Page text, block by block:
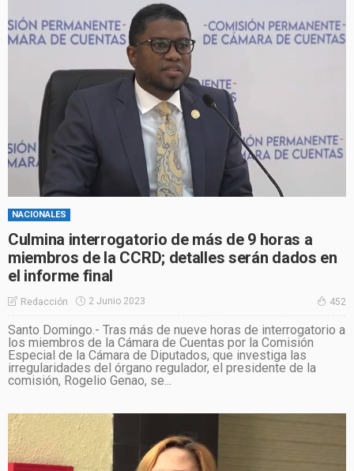
NACIONALES
Culmina interrogatorio de más de 9 horas a
miembros de la CCRD; detalles serán dados en
el informe final
Redacción 2 Junio 2023 452
Santo Domingo.- Tras más de nueve horas de interrogatorio a
los miembros de la Cámara de Cuentas por la Comisión
Especial de la Cámara de Diputados, que investiga las
irregularidades del órgano regulador, el presidente de la
comisión, Rogelio Genao, se...